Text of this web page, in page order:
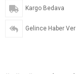
Kargo Bedava
Gelince Haber Ver